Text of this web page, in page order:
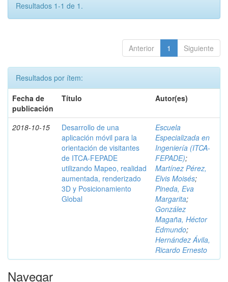
Resultados 1-1 de 1.
Anterior 1 Siguiente
Resultados por ítem:
Fecha de
publicación
Título Autor(es)
2018-10-15
Desarrollo de una
aplicación móvil para la
orientación de visitantes
de ITCA-FEPADE
utilizando Mapeo, realidad
aumentada, renderizado
3D y Posicionamiento
Global
Escuela
Especializada en
Ingeniería (ITCA-
FEPADE);
Martínez Pérez,
Elvis Moisés;
Pineda, Eva
Margarita;
González
Magaña, Héctor
Edmundo;
Hernández Ávila,
Ricardo Ernesto
Navegar